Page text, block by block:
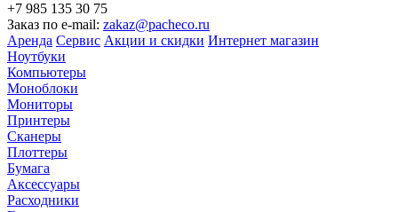
+7 985 135 30 75
Заказ по e-mail: zakaz@pacheco.ru
Аренда Сервис Акции и скидки Интернет магазин
Ноутбуки
Компьютеры
Моноблоки
Мониторы
Принтеры
Сканеры
Плоттеры
Бумага
Аксессуары
Расходники